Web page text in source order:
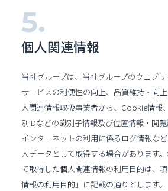
個人関連情報
当社グループは、当社グループのウェブ
サービスの利便性の向上、品質維持・向
人関連情報取扱事業者から、Cookie情報
別IDなどの識別子情報及び位置情報・閲
インターネットの利用に係るログ情報な
人データとして取得する場合があります
て取得した個人関連情報の利用目的は、
情報の利用目的」に記載の通りとします。